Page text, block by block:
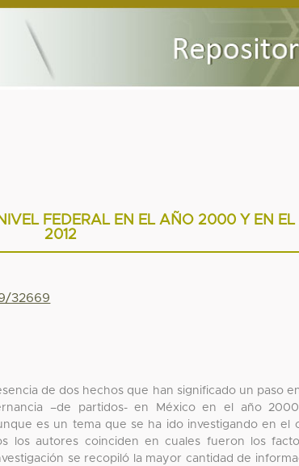
FEDERAL EN EL AÑO 2000 Y EN
2012
32669
de dos hechos que han significado un paso
–de partidos- en México en el año
es un tema que se ha ido investigando en el
los autores coinciden en cuales fueron los
se recopiló la mayor cantidad de